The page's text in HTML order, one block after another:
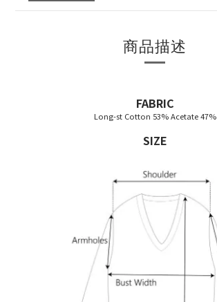
商品描述
FABRIC
Long-st Cotton 53% Acetate 47%
SIZE